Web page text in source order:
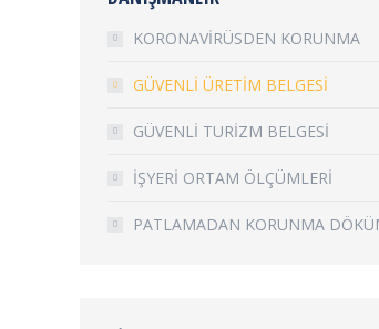
KORONAVİRÜSDEN KORUNMA
GÜVENLİ ÜRETİM BELGESİ
GÜVENLİ TURİZM BELGESİ
İŞYERİ ORTAM ÖLÇÜMLERİ
PATLAMADAN KORUNMA